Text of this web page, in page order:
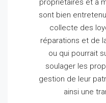
propriétaires et à
sont bien
collecte des
réparations et de
ou qui pourrait
soulager les
gestion de leur
ainsi une